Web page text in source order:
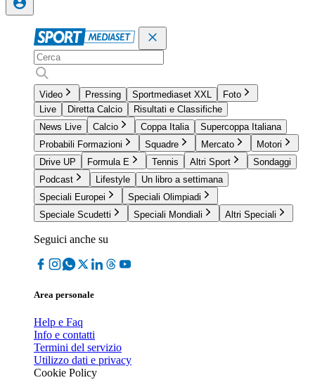
Video Pressing Sportmediaset XXL
Foto
Live
Diretta Calcio
Risultati e Classifiche
News Live
Calcio Coppa Italia
Supercoppa Italiana
Probabili Formazioni
Squadre Mercato
Motori
Drive UP
Formula E Tennis Altri Sport
Sondaggi
Podcast
Lifestyle
Un libro a settimana
Speciali Europei
Speciali Olimpiadi
Speciale Scudetti
Speciali Mondiali Altri Speciali
Seguici anche su
Area personale
Help e Faq
Info e contatti
Termini del servizio
Utilizzo dati e privacy
Cookie Policy